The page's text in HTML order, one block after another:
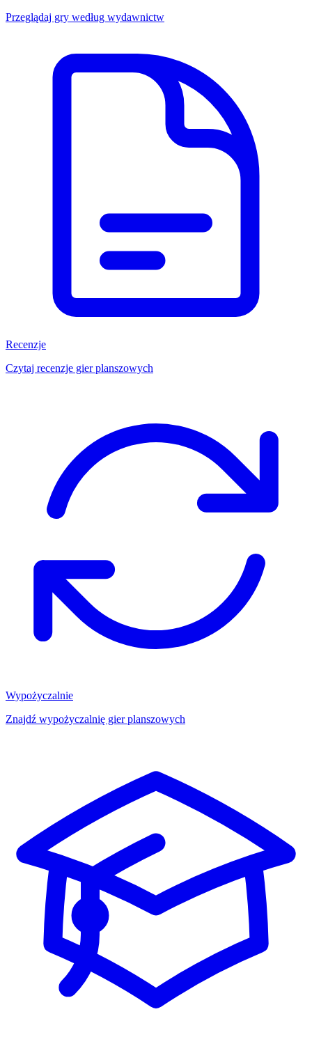
Przeglądaj gry według wydawnictw
Recenzje
Czytaj recenzje gier planszowych
Wypożyczalnie
Znajdź wypożyczalnię gier planszowych